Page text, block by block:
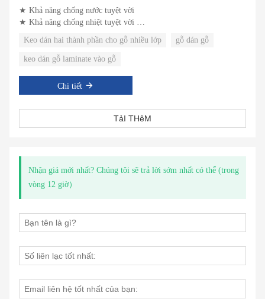
★ Khả năng chống nước tuyệt vời
★ Khả năng chống nhiệt tuyệt vời
★ Khả năng chống va đập tuyệt vời
Keo dán hai thành phần cho gỗ nhiều lớp gỗ dán gỗ
keo dán gỗ laminate vào gỗ
Chi tiết
TảI THêM
Nhận giá mới nhất? Chúng tôi sẽ trả lời sớm nhất có thể (trong
vòng 12 giờ）